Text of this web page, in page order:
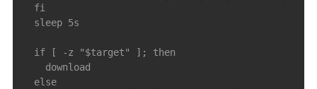
  fi
  sleep 5s
  if [ -z "$target" ]; then
    download
  else